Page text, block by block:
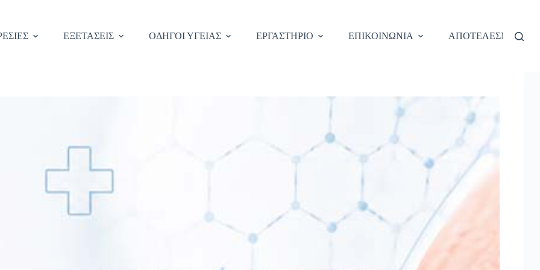
ΕΞΕΤΑΣΕΙΣ ΟΔΗΓΟΙ ΥΓΕΙΑΣ ΕΡΓΑΣΤΗΡΙΟ ΕΠΙΚΟΙΝΩΝΙΑ ΑΠΟΤΕΛΕΣΜΑΤΑ